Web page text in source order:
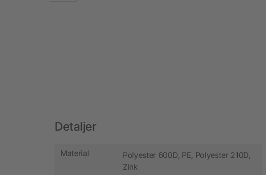
Detaljer
Material
Polyester 600D, PE, Polyester 210D,
Zink